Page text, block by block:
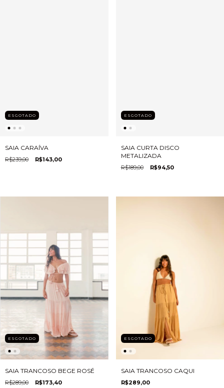
ESGOTADO
SAIA CARAÍVA
R$239,00 R$143,00
ESGOTADO
SAIA CURTA DISCO
METALIZADA
R$189,00 R$94,50
ESGOTADO
SAIA TRANCOSO BEGE ROSÉ
R$289,00 R$173,40
ESGOTADO
SAIA TRANCOSO CAQUI
R$289,00